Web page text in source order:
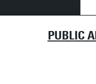
PUBLIC